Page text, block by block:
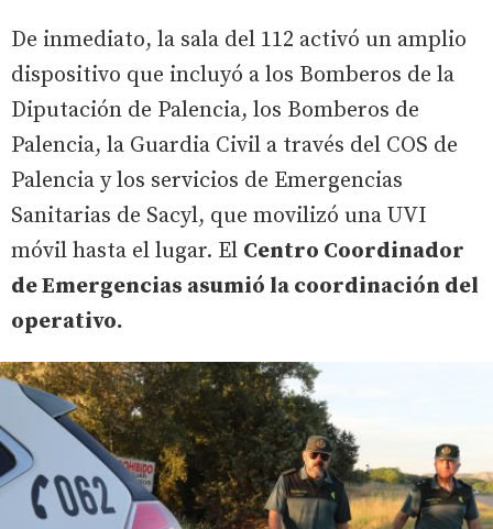
De inmediato, la sala del 112 activó un amplio
dispositivo que incluyó a los Bomberos de la
Diputación de Palencia, los Bomberos de
Palencia, la Guardia Civil a través del COS de
Palencia y los servicios de Emergencias
Sanitarias de Sacyl, que movilizó una UVI
móvil hasta el lugar. El Centro Coordinador
de Emergencias asumió la coordinación del
operativo.